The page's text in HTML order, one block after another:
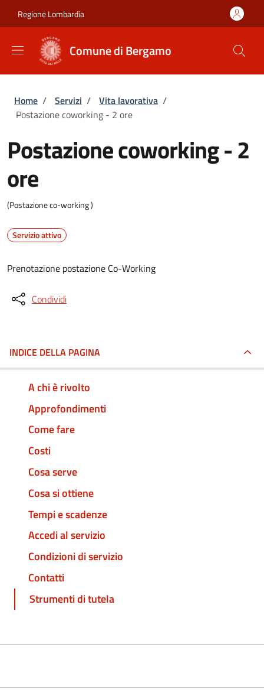
Regione Lombardia
Comune di Bergamo
Briciole di pane
Home / Servizi / Vita lavorativa /
Postazione coworking - 2 ore
Postazione coworking - 2
ore
(Postazione co-working )
Servizio attivo
Prenotazione postazione Co-Working
Condividi
INDICE DELLA PAGINA
A chi è rivolto
Approfondimenti
Come fare
Costi
Cosa serve
Cosa si ottiene
Tempi e scadenze
Accedi al servizio
Condizioni di servizio
Contatti
Strumenti di tutela